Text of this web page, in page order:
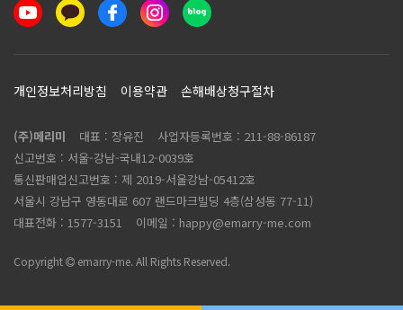
개인정보처리방침 이용약관 손해배상청구절차
(주)메리미 대표 : 장유진 사업자등록번호 : 211-88-86187
신고번호 : 서울-강남-국내12-0039호
통신판매업신고번호 : 제 2019-서울강남-05412호
서울시 강남구 영동대로 607 랜드마크빌딩 4층(삼성동 77-11)
대표전화 : 1577-3151 이메일 : happy@emarry-me.com
Copyright emarry-me. All Rights Reserved.